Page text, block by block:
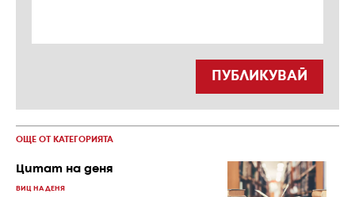
ПУБЛИКУВАЙ
ОЩЕ ОТ КАТЕГОРИЯТА
Цитат на деня
ВИЦ НА ДЕНЯ